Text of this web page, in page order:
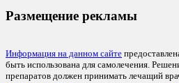
Размещение рекламы
Информация на данном сайте
быть использована для самолечения.
препаратов должен принимать лечащий